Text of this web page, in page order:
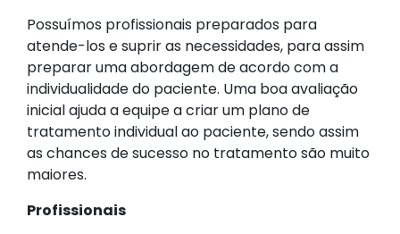
Possuímos profissionais preparados para
atende-los e suprir as necessidades, para assim
preparar uma abordagem de acordo com a
individualidade do paciente. Uma boa avaliação
inicial ajuda a equipe a criar um plano de
tratamento individual ao paciente, sendo assim
as chances de sucesso no tratamento são muito
maiores.
Profissionais